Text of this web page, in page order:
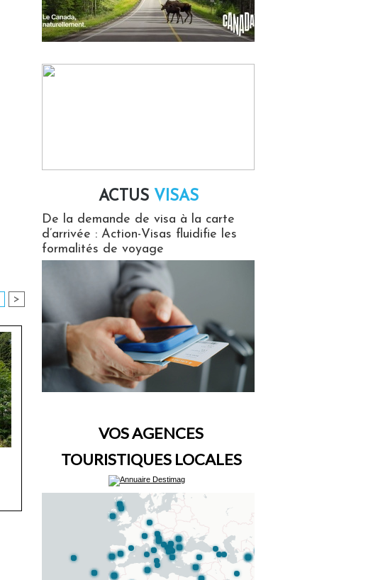
>
ACTUS VISAS
De la demande de visa à la carte
d’arrivée : Action-Visas fluidifie les
formalités de voyage
VOS AGENCES
TOURISTIQUES LOCALES